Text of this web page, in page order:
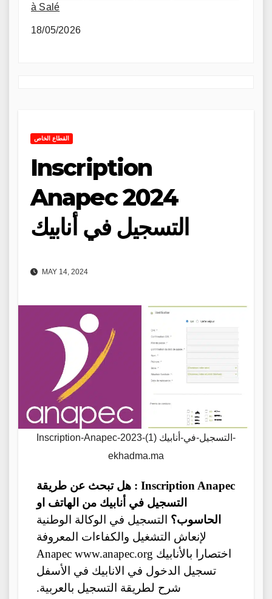
à Salé
18/05/2026
القطاع الخاص
Inscription
Anapec 2024
التسجيل في أنابيك
MAY 14, 2024
Inscription-Anapec-2023-التسجيل-في-أنابيك (1)-
ekhadma.ma
Inscription Anapec : هل تبحث عن طريقة
التسجيل في أنابيك من الهاتف او
الحاسوب؟
التسجيل في الوكالة الوطنية
لإنعاش التشغيل والكفاءات المعروفة
اختصارا بالأنابيك Anapec www.anapec.org
تسجيل الدخول في الانابيك في الأسفل
شرح لطريقة التسجيل بالعربية.